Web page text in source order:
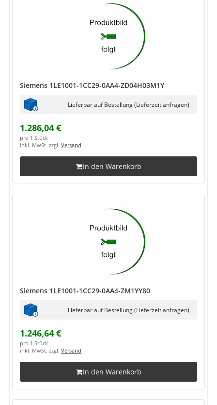
Siemens 1LE1001-1CC29-0AA4-ZD04H03M1Y
Lieferbar auf Bestellung (Lieferzeit anfragen).
1.286,04 €
pro 1 Stück
inkl. MwSt. zzgl. Versand
In den Warenkorb
Siemens 1LE1001-1CC29-0AA4-ZM1YY80
Lieferbar auf Bestellung (Lieferzeit anfragen).
1.246,64 €
pro 1 Stück
inkl. MwSt. zzgl. Versand
In den Warenkorb